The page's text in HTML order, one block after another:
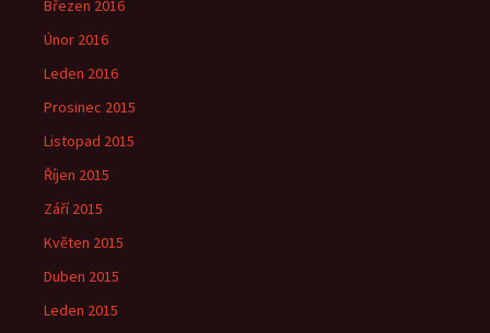
Březen 2016
Únor 2016
Leden 2016
Prosinec 2015
Listopad 2015
Říjen 2015
Září 2015
Květen 2015
Duben 2015
Leden 2015